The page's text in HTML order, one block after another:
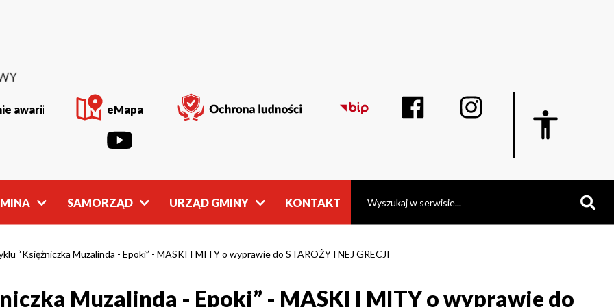
awarii eMapa
Display
blok
z
SAMORZĄD
Gminy
Młodzieżowa
Rada Gminy
URZĄD GMINY
Gminy
Referaty
KONTAKT
“Księżniczka Muzalinda - Epoki” - MASKI I MITY o wyprawie do STAROŻYTNEJ GRECJI
Muzalinda - Epoki” - MASKI I MITY o wyprawie do